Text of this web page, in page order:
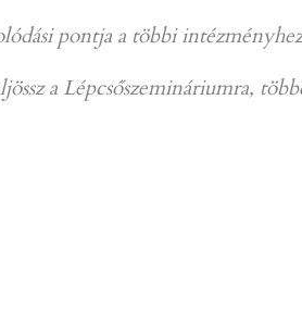
pontja a többi
a Lépcsőszemináriumra,